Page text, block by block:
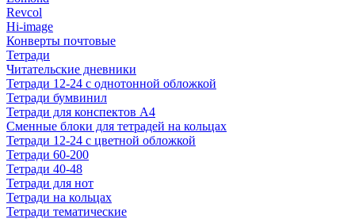
Revcol
Hi-image
Конверты почтовые
Тетради
Читательские дневники
Тетради 12-24 с однотонной обложкой
Тетради бумвинил
Тетради для конспектов А4
Сменные блоки для тетрадей на кольцах
Тетради 12-24 с цветной обложкой
Тетради 60-200
Тетради 40-48
Тетради для нот
Тетради на кольцах
Тетради тематические